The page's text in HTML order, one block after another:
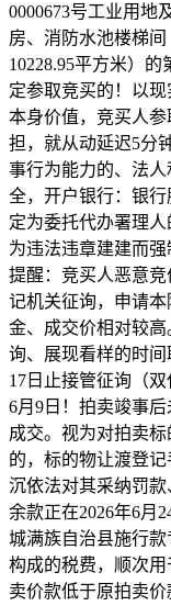
0000673号工业用地
房、消防水池楼梯间
10228.95平方米）
定参取竞买的！以
本身价值，竞买人
担，就从动延迟5分
事行为能力的、法
全，开户银行：银
定为委托代办署理
为违法违章建建而
提醒：竞买人恶意
记机关征询，申请本
金、成交价相对较
询、展现看样的时间
17日止接管征询（
6月9日！拍卖竣事
成交。视为对拍卖
的，标的物让渡登
沉依法对其采纳罚
余款正在2026年6月
城满族自治县施行
构成的税费，顺次
卖价款低于原拍卖